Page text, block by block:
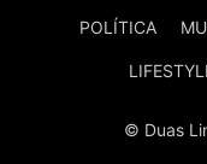
POLÍTICA
© Duas